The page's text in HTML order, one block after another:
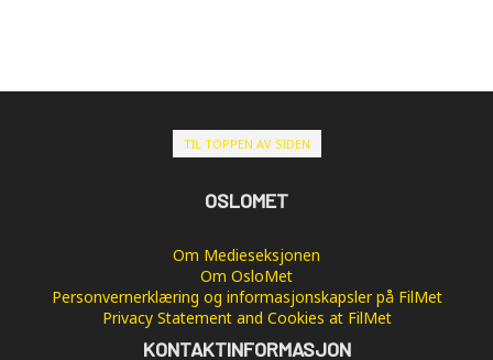
TIL TOPPEN AV SIDEN
OSLOMET
Om Medieseksjonen
Om OsloMet
Personvernerklæring og informasjonskapsler på FilMet
Privacy Statement and Cookies at FilMet
KONTAKTINFORMASJON